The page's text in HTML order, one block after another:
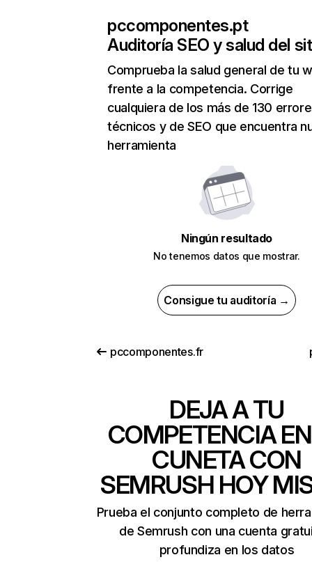
pccomponentes.pt
Auditoría SEO y salud del
Comprueba la salud general de tu
frente a la competencia. Corrige
cualquiera de los más de 130
técnicos y de SEO que encuentra
herramienta
Ningún resultado
No tenemos datos que mostrar.
Consigue tu auditoría →
pccomponentes.fr
DEJA A TU
COMPETENCIA
CUNETA CON
SEMRUSH HOY
Prueba el conjunto completo de
de Semrush con una cuenta
profundiza en los datos